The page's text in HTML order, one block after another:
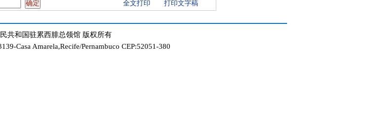
全文打印 打印文字稿
共和国驻累西腓总领馆 版权所有
Casa Amarela,Recife/Pernambuco CEP:52051-380